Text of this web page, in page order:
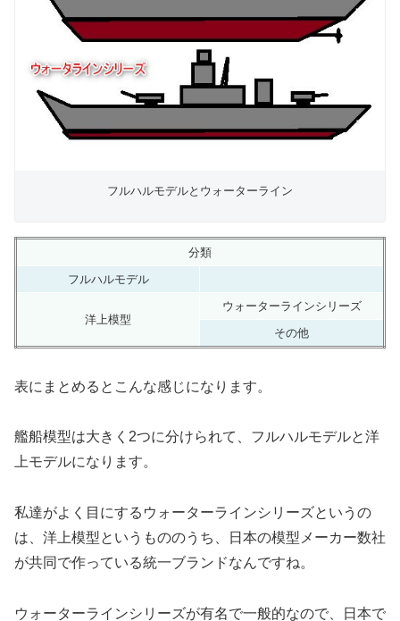
フルハルモデルとウォーターライン
分類
フルハルモデル
洋上模型
ウォーターラインシリーズ
その他
表にまとめるとこんな感じになります。
艦船模型は大きく2つに分けられて、フルハルモデルと洋
上モデルになります。
私達がよく目にするウォーターラインシリーズというの
は、洋上模型というもののうち、日本の模型メーカー数社
が共同で作っている統一ブランドなんですね。
ウォーターラインシリーズが有名で一般的なので、日本で